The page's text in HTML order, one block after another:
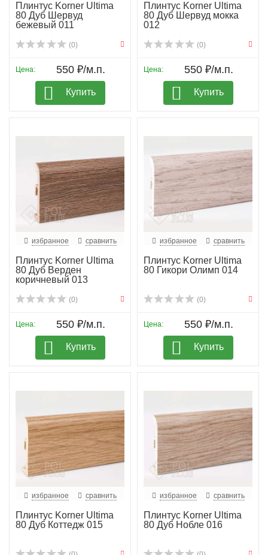
Плинтус Korner Ultima
80 Дуб Шервуд
бежевый 011
(0)
Цена: 550 ₽/м.п.
Купить
Плинтус Korner Ultima
80 Дуб Шервуд мокка
012
(0)
Цена: 550 ₽/м.п.
Купить
избранное сравнить
Плинтус Korner Ultima
80 Дуб Верден
коричневый 013
(0)
Цена: 550 ₽/м.п.
Купить
избранное сравнить
Плинтус Korner Ultima
80 Гикори Олимп 014
(0)
Цена: 550 ₽/м.п.
Купить
избранное сравнить
Плинтус Korner Ultima
80 Дуб Коттедж 015
избранное сравнить
Плинтус Korner Ultima
80 Дуб Нобле 016